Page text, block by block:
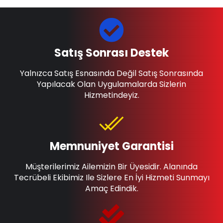
Memnuniyet Garantisi
Müşterilerimiz Ailemizin Bir Üyesidir. Alanında
Tecrübeli Ekibimiz Ile Sizlere En İyi Hizmeti Sunmayı
Amaç Edindik.
Satış Sonrası Destek
Yalnızca Satış Esnasında Değil Satış Sonrasında
Yapılacak Olan Uygulamalarda Sizlerin
Hizmetindeyiz.